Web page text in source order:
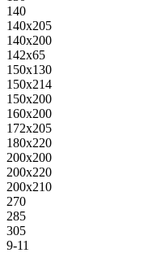
140
140х205
140х200
142х65
150х130
150х214
150х200
160х200
172х205
180х220
200х200
200х220
200х210
270
285
305
9-11